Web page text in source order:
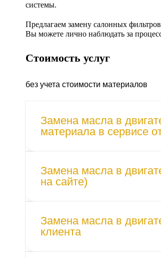
системы.
Предлагаем замену салонных
Вы можете лично наблюдать за
Стоимость услуг
без учета стоимости материалов
Замена масла в
материала в сервисе
Замена масла в
на сайте)
Замена масла в
клиента